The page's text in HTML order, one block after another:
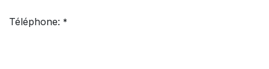
Téléphone: *